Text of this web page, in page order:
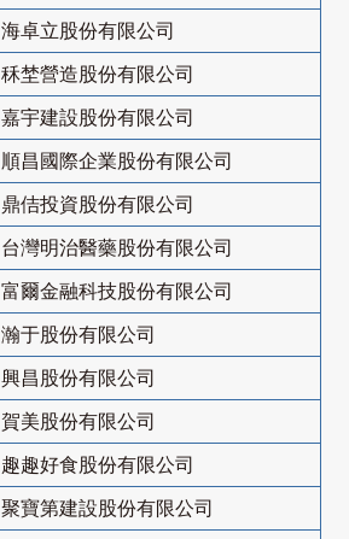
海卓立股份有限公司
秝埜營造股份有限公司
嘉宇建設股份有限公司
順昌國際企業股份有限公司
鼎佶投資股份有限公司
台灣明治醫藥股份有限公司
富爾金融科技股份有限公司
瀚于股份有限公司
興昌股份有限公司
賀美股份有限公司
趣趣好食股份有限公司
聚寶第建設股份有限公司